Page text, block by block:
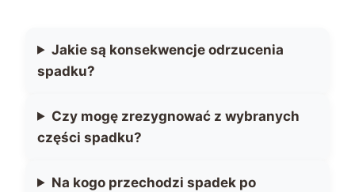
Jakie są konsekwencje odrzucenia
spadku?
Czy mogę zrezygnować z wybranych
części spadku?
Na kogo przechodzi spadek po